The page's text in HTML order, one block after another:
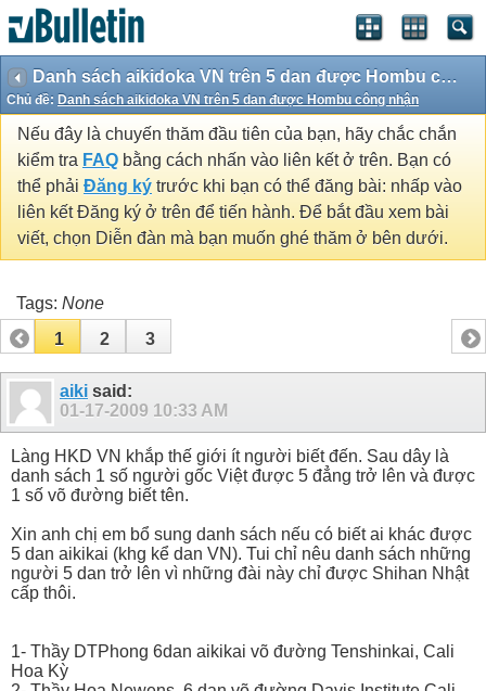
Danh sách aikidoka VN trên 5 dan được Hombu công nhận
Chủ đề: Danh sách aikidoka VN trên 5 dan được Hombu công nhận
Nếu đây là chuyến thăm đầu tiên của bạn, hãy chắc chắn
kiểm tra FAQ bằng cách nhấn vào liên kết ở trên. Bạn có
thể phải Đăng ký trước khi bạn có thể đăng bài: nhấp vào
liên kết Đăng ký ở trên để tiến hành. Để bắt đầu xem bài
viết, chọn Diễn đàn mà bạn muốn ghé thăm ở bên dưới.
Tags: None
1
2 3
aiki said:
01-17-2009 10:33 AM
Làng HKD VN khắp thế giới ít người biết đến. Sau dây là
danh sách 1 số người gốc Việt được 5 đẳng trở lên và được
1 số võ đường biết tên.
Xin anh chị em bổ sung danh sách nếu có biết ai khác được
5 dan aikikai (khg kể dan VN). Tui chỉ nêu danh sách những
người 5 dan trở lên vì những đài này chỉ được Shihan Nhật
cấp thôi.
1- Thầy DTPhong 6dan aikikai võ đường Tenshinkai, Cali
Hoa Kỳ